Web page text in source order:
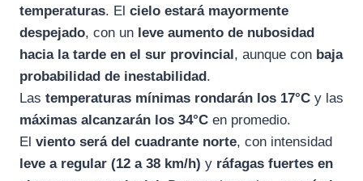
k
m
p
temperaturas. El cielo estará mayormente
despejado, con un leve aumento de nubosidad
hacia la tarde en el sur provincial, aunque con baja
probabilidad de inestabilidad.
Las temperaturas mínimas rondarán los 17°C y las
máximas alcanzarán los 34°C en promedio.
El viento será del cuadrante norte, con intensidad
leve a regular (12 a 38 km/h) y ráfagas fuertes en